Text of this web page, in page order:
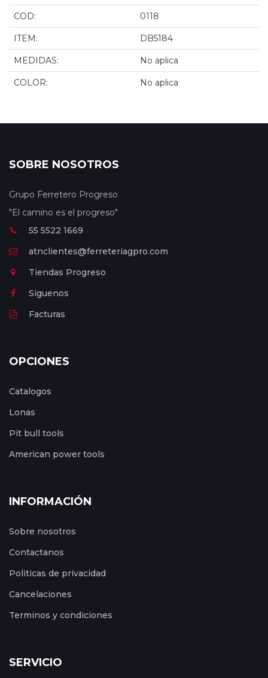
COD: 0118
ITEM: DB5184
MEDIDAS: No aplica
COLOR: No aplica
SOBRE NOSOTROS
Grupo Ferretero Progreso
"El camino es el progreso"
55 5522 1669
atnclientes@ferreteriagpro.com
Tiendas Progreso
Siguenos
Facturas
OPCIONES
Catalogos
Lonas
Pit bull tools
American power tools
INFORMACIÓN
Sobre nosotros
Contactanos
Politicas de privacidad
Cancelaciones
Terminos y condiciones
SERVICIO